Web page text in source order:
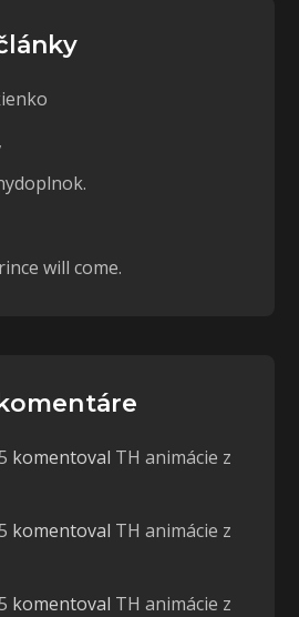
will come.
komentoval TH animácie z
komentoval TH animácie z
komentoval TH animácie z